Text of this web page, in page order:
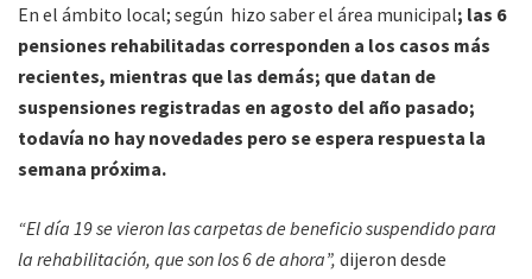
En el ámbito local; según hizo saber el área municipal; las 6
pensiones rehabilitadas corresponden a los casos más
recientes, mientras que las demás; que datan de
suspensiones registradas en agosto del año pasado;
todavía no hay novedades pero se espera respuesta la
semana próxima.
“El día 19 se vieron las carpetas de beneficio suspendido para
la rehabilitación, que son los 6 de ahora”, dijeron desde